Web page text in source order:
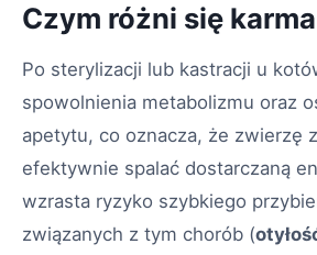
Czym różni się
Po sterylizacji lub kastracji u
spowolnienia metabolizmu oraz
apetytu, co oznacza, że zwierzę
efektywnie spalać dostarczaną
wzrasta ryzyko szybkiego
związanych z tym chorób (